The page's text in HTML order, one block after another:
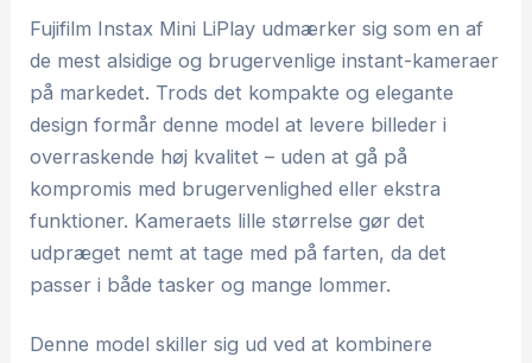
Fujifilm Instax Mini LiPlay udmærker sig som en af
de mest alsidige og brugervenlige instant-kameraer
på markedet. Trods det kompakte og elegante
design formår denne model at levere billeder i
overraskende høj kvalitet – uden at gå på
kompromis med brugervenlighed eller ekstra
funktioner. Kameraets lille størrelse gør det
udpræget nemt at tage med på farten, da det
passer i både tasker og mange lommer.
Denne model skiller sig ud ved at kombinere